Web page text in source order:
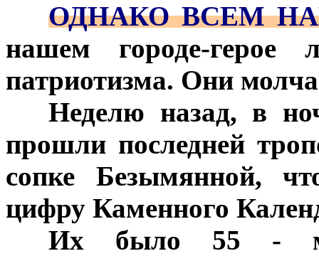
ОДНАКО ВСЕМ
нашем городе-герое
патриотизма. Они
Неделю назад, в
прошли последней
сопке Безымянной,
цифру Каменного
Их было 55 -